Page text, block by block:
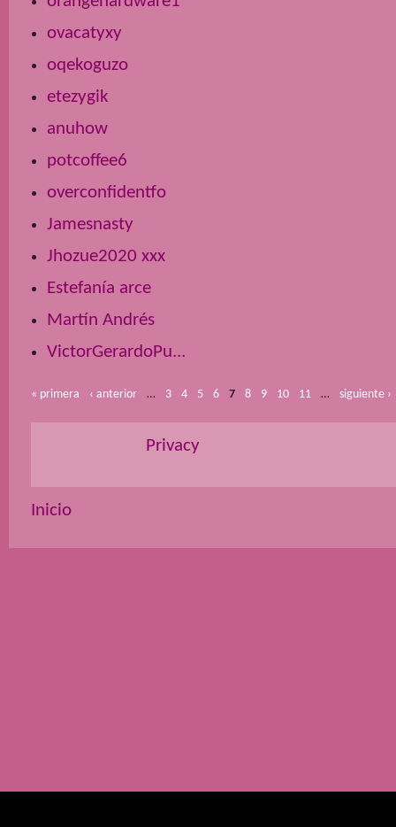
ovacatyxy
oqekoguzo
etezygik
anuhow
potcoffee6
overconfidentfo
Jamesnasty
Jhozue2020 xxx
Estefanía arce
Martín Andrés
VictorGerardoPu...
« primera ‹ anterior … 3 4 5 6 7 8 9 10 11 … siguiente ›
Privacy
Inicio